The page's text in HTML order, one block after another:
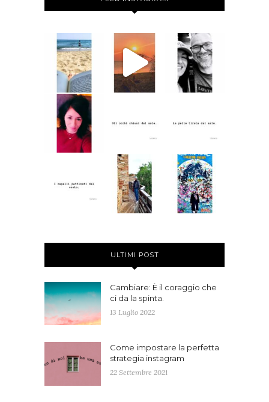
ULTIMI POST
Cambiare: È il coraggio che
ci da la spinta.
13 Luglio 2022
Come impostare la perfetta
strategia instagram
22 Settembre 2021